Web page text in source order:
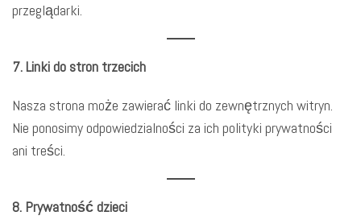
przeglądarki.
7. Linki do stron trzecich
Nasza strona może zawierać linki do zewnętrznych witryn.
Nie ponosimy odpowiedzialności za ich polityki prywatności
ani treści.
8. Prywatność dzieci